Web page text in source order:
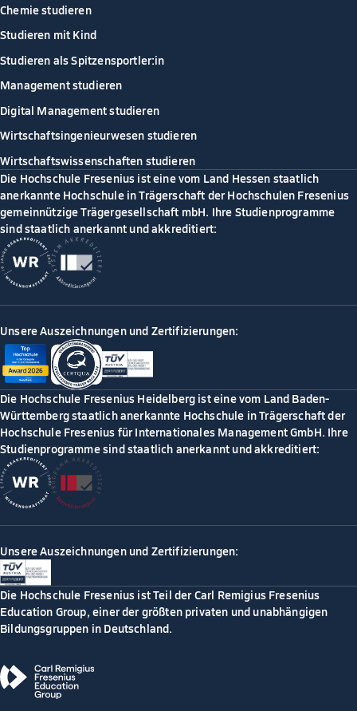
Chemie studieren
Studieren mit Kind
Studieren als Spitzensportler:in
Management studieren
Digital Management studieren
Wirtschaftsingenieurwesen studieren
Wirtschaftswissenschaften studieren
Die Hochschule Fresenius ist eine vom Land Hessen staatlich
anerkannte Hochschule in Trägerschaft der Hochschulen Fresenius
gemeinnützige Trägergesellschaft mbH. Ihre Studienprogramme
sind staatlich anerkannt und akkreditiert:
Unsere Auszeichnungen und Zertifizierungen:
Die Hochschule Fresenius Heidelberg ist eine vom Land Baden-
Württemberg staatlich anerkannte Hochschule in Trägerschaft der
Hochschule Fresenius für Internationales Management GmbH. Ihre
Studienprogramme sind staatlich anerkannt und akkreditiert:
Unsere Auszeichnungen und Zertifizierungen:
Die Hochschule Fresenius ist Teil der Carl Remigius Fresenius
Education Group, einer der größten privaten und unabhängigen
Bildungsgruppen in Deutschland.